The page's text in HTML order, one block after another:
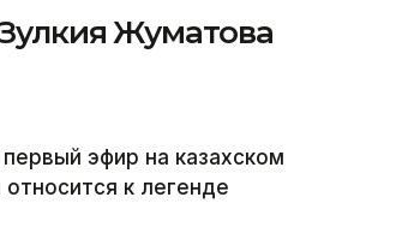
Жуматова
эфир на казахском
к легенде